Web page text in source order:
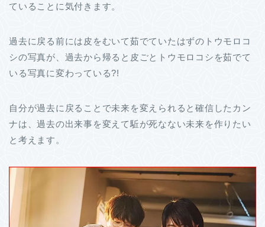
ていることに気付きます。
過去に戻る前には皮をむいて茹でていたはずのトウモロコ
シの写真が、過去から帰ると皮ごとトウモロコシを茹でて
いる写真に変わっている?!
自分が過去に戻ることで未来を変えられると確信したカン
ナは、過去の出来事を変えて駈が死なない未来を作りたい
と考えます。